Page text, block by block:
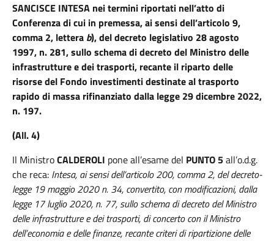
SANCISCE INTESA nei termini riportati nell’atto di
Conferenza di cui in premessa, ai sensidell’articolo 9,
comma 2, lettera b), del decreto legislativo 28agosto
1997, n. 281, sullo schema di decreto del Ministro delle
infrastrutture e dei trasporti, recante il riparto delle
risorse del Fondo investimenti destinate al trasporto
rapido di massa rifinanziato dalla legge 29 dicembre 2022,
n. 197.
(All. 4)
Il MinistroCALDEROLI pone all’esame del PUNTO 5all’o.d.g.
che reca: Intesa, ai sensi dell’articolo 200, comma 2, del decreto-
legge 19 maggio 2020 n. 34, convertito, con modificazioni, dalla
legge 17 luglio 2020, n. 77, sullo schema di decreto del Ministro
delle infrastrutture e dei trasporti, di concerto con il Ministro
dell’economia e delle finanze, recante criteri di ripartizione delle